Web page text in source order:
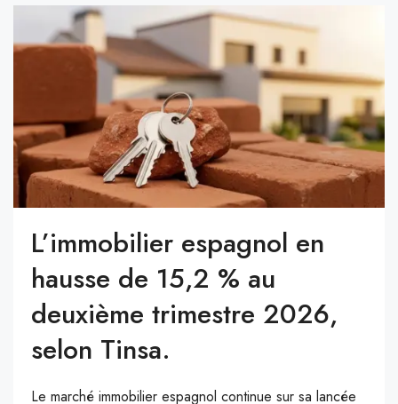
L’immobilier espagnol en
hausse de 15,2 % au
deuxième trimestre 2026,
selon Tinsa.
Le marché immobilier espagnol continue sur sa lancée